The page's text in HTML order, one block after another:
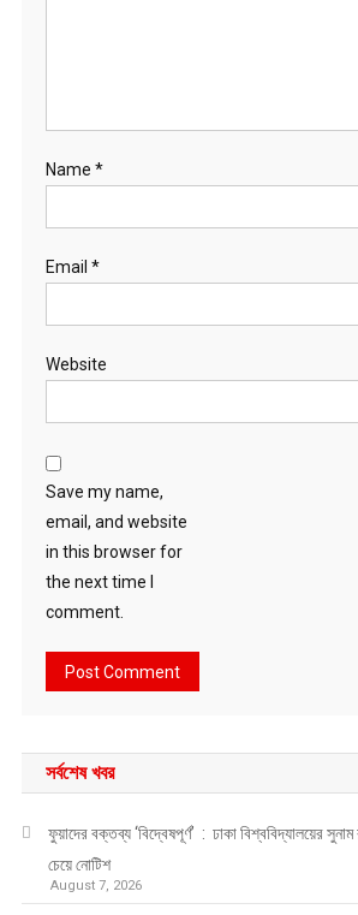
Name *
Email *
Website
Save my name,
email, and website
in this browser for
the next time I
comment.
সর্বশেষ খবর
ফুয়াদের বক্তব্য ‘বিদ্বেষপূর্ণ’ : ঢাকা বিশ্ববিদ্যালয়ের
চেয়ে নোটিশ
August 7, 2026